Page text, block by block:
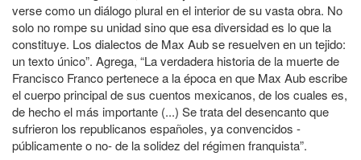
verse como un diálogo plural en el interior de su vasta obra. No
solo no rompe su unidad sino que esa diversidad es lo que la
constituye. Los dialectos de Max Aub se resuelven en un tejido:
un texto único”. Agrega, “La verdadera historia de la muerte de
Francisco Franco pertenece a la época en que Max Aub escribe
el cuerpo principal de sus cuentos mexicanos, de los cuales es,
de hecho el más importante (...) Se trata del desencanto que
sufrieron los republicanos españoles, ya convencidos -
públicamente o no- de la solidez del régimen franquista”.